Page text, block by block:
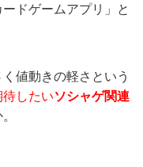
ドゲームアプリ」と
値動きの軽さという
したいソシャゲ関連